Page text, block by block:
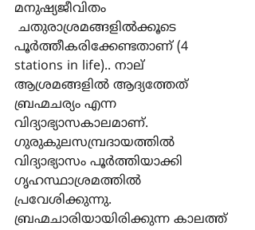
മനുഷ്യജീവിതം
ചതുരാശ്രമങ്ങളില്‍ക്കൂടെ
പൂര്‍ത്തീകരിക്കേണ്ടതാണ് (4
stations in life).. നാല്
ആശ്രമങ്ങളില്‍ ആദ്യത്തേത്
ബ്രഹ്മചര്യം എന്ന
വിദ്യാഭ്യാസകാലമാണ്.
ഗുരുകുലസമ്പ്രദായത്തില്‍
വിദ്യാഭ്യാസം പൂര്‍ത്തിയാക്കി
ഗൃഹസ്ഥാശ്രമത്തില്‍
പ്രവേശിക്കുന്നു.
ബ്രഹ്മചാരിയായിരിക്കുന്ന കാലത്ത്